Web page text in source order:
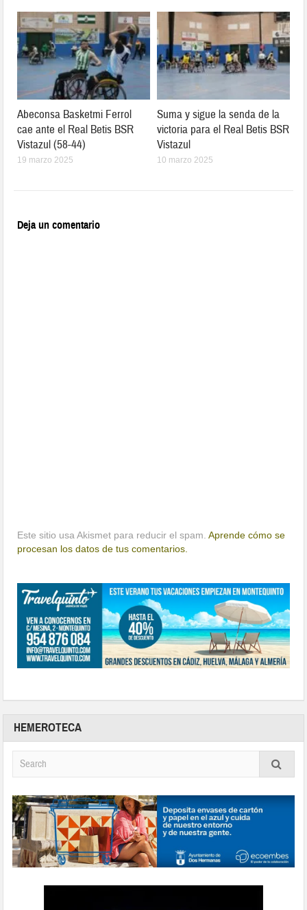
Abeconsa Basketmi Ferrol
cae ante el Real Betis BSR
Vistazul (58-44)
19 marzo 2025
Suma y sigue la senda de la
victoria para el Real Betis BSR
Vistazul
10 marzo 2025
Deja un comentario
Este sitio usa Akismet para reducir el spam.Aprende cómo se
procesan los datos de tus comentarios.
HEMEROTECA